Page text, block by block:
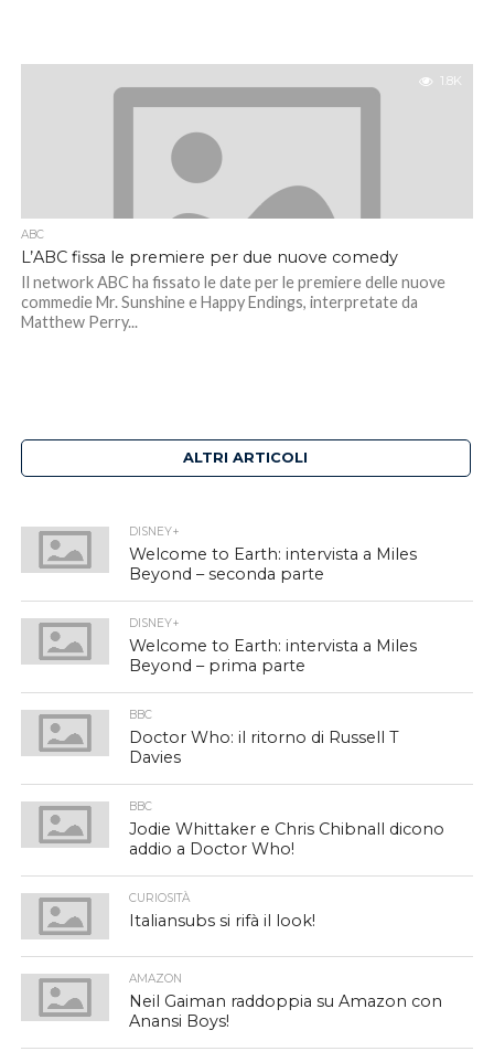
1.8K
ABC
L’ABC fissa le premiere per due nuove comedy
Il network ABC ha fissato le date per le premiere delle nuove
commedie Mr. Sunshine e Happy Endings, interpretate da
Matthew Perry...
ALTRI ARTICOLI
DISNEY+
Welcome to Earth: intervista a Miles
Beyond – seconda parte
DISNEY+
Welcome to Earth: intervista a Miles
Beyond – prima parte
BBC
Doctor Who: il ritorno di Russell T
Davies
BBC
Jodie Whittaker e Chris Chibnall dicono
addio a Doctor Who!
CURIOSITÀ
Italiansubs si rifà il look!
AMAZON
Neil Gaiman raddoppia su Amazon con
Anansi Boys!